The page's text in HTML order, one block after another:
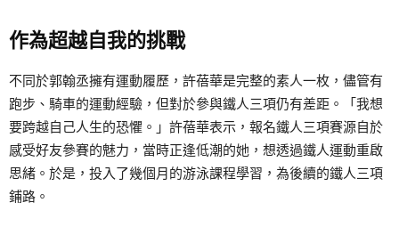
作為超越自我的挑戰
不同於郭翰丞擁有運動履歷，許蓓華是完整的素人一枚，儘管有
跑步、騎車的運動經驗，但對於參與鐵人三項仍有差距。「我想
要跨越自己人生的恐懼。」許蓓華表示，報名鐵人三項賽源自於
感受好友參賽的魅力，當時正逢低潮的她，想透過鐵人運動重啟
思緒。於是，投入了幾個月的游泳課程學習，為後續的鐵人三項
鋪路。